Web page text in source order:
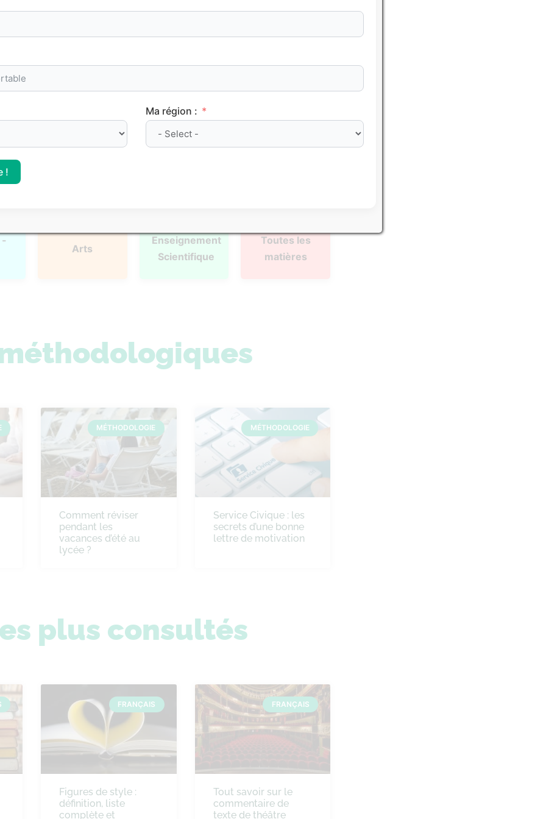
de méthode et les repères clés à maîtriser pour progresser avec
Philosophie
-
Arts
Enseignement
Scientifique
Toutes les
matières
MÉTHODOLOGIE
Comment réviser
pendant les
vacances d’été au
lycée ?
MÉTHODOLOGIE
Service Civique : les
secrets d’une bonne
lettre de motivation
plus consultés
FRANÇAIS
Figures de style :
définition, liste
complète et
FRANÇAIS
Tout savoir sur le
commentaire de
texte de théâtre
Ma région :
!